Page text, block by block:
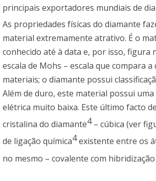
principais exportadores mundiais de
As propriedades físicas do diamante
material extremamente atrativo. É o
conhecido até à data e, por isso, figura
escala de Mohs – escala que compara a
materiais; o diamante possui
Além de duro, este material possui
elétrica muito baixa. Este último facto
cristalina do diamante4– cúbica (ver
de ligação química4existente entre os
no mesmo – covalente com